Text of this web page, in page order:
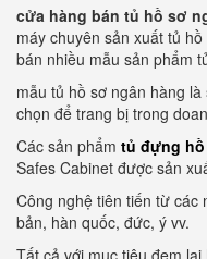
cửa hàng bán tủ hồ sơ
máy chuyên sản xuất tủ
bán nhiều mẫu sản phẩm
mẫu tủ hồ sơ ngân hàng
chọn để trang bị trong
Các sản phẩm tủ đựng
Safes Cabinet được sản
Công nghệ tiên tiến từ các
bản, hàn quốc, đức, ý vv.
Tất cả với mục tiêu đem